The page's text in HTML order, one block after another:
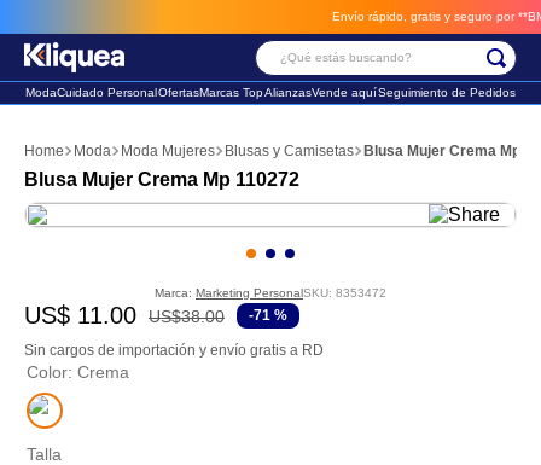
Envío rápido, gratis y seguro por **BM-
¿Qué estás buscando?
ModaCuidado PersonalOfertasMarcas TopAlianzasVende aquíSeguimiento de Pedidos
Moda Moda Mujeres Blusas y Camisetas Blusa Mujer Crema Mp
Blusa Mujer Crema Mp 110272
Marca: Marketing PersonalSKU: 8353472
US$ 11.00 US$38.00 -71 %
Sin cargos de importación y envío gratis a RD
Color: Crema
Talla
2. sandalia